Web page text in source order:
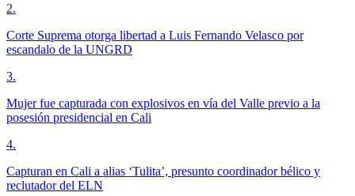
2.
Corte Suprema otorga libertad a Luis Fernando Velasco por
escandalo de la UNGRD
3.
Mujer fue capturada con explosivos en vía del Valle previo a la
posesión presidencial en Cali
4.
Capturan en Cali a alias ‘Tulita’, presunto coordinador bélico y
reclutador del ELN